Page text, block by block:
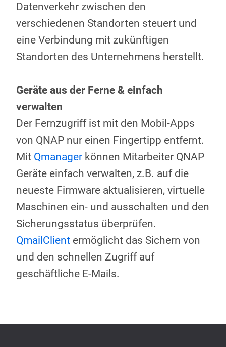
Datenverkehr zwischen den
verschiedenen Standorten steuert und
eine Verbindung mit zukünftigen
Standorten des Unternehmens herstellt.
Geräte aus der Ferne & einfach
verwalten
Der Fernzugriff ist mit den Mobil-Apps
von QNAP nur einen Fingertipp entfernt.
Mit Qmanager können Mitarbeiter QNAP
Geräte einfach verwalten, z.B. auf die
neueste Firmware aktualisieren, virtuelle
Maschinen ein- und ausschalten und den
Sicherungsstatus überprüfen.
QmailClient ermöglicht das Sichern von
und den schnellen Zugriff auf
geschäftliche E-Mails.